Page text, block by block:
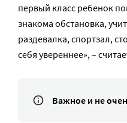
первый класс ребенок
знакома обстановка,
раздевалка, спортзал,
себя увереннее», –
Важное и не